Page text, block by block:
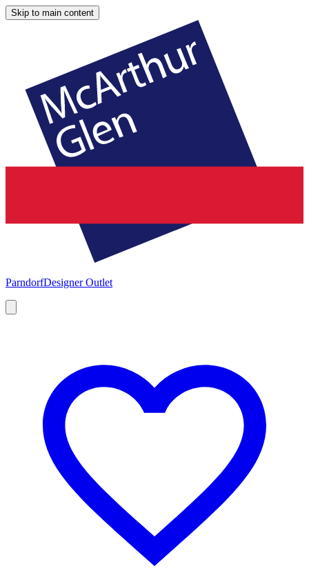
Skip to main content
ParndorfDesigner Outlet